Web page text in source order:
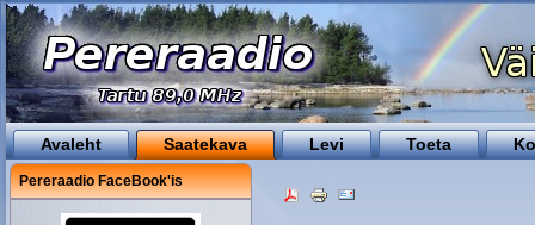
Avaleht Saatekava Levi Toeta
Pereraadio FaceBook'is